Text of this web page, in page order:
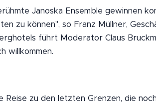
Janoska Ensemble gewinnen
zu können", so Franz Müllner,
führt Moderator Claus
willkommen.
Reise zu den letzten Grenzen, die